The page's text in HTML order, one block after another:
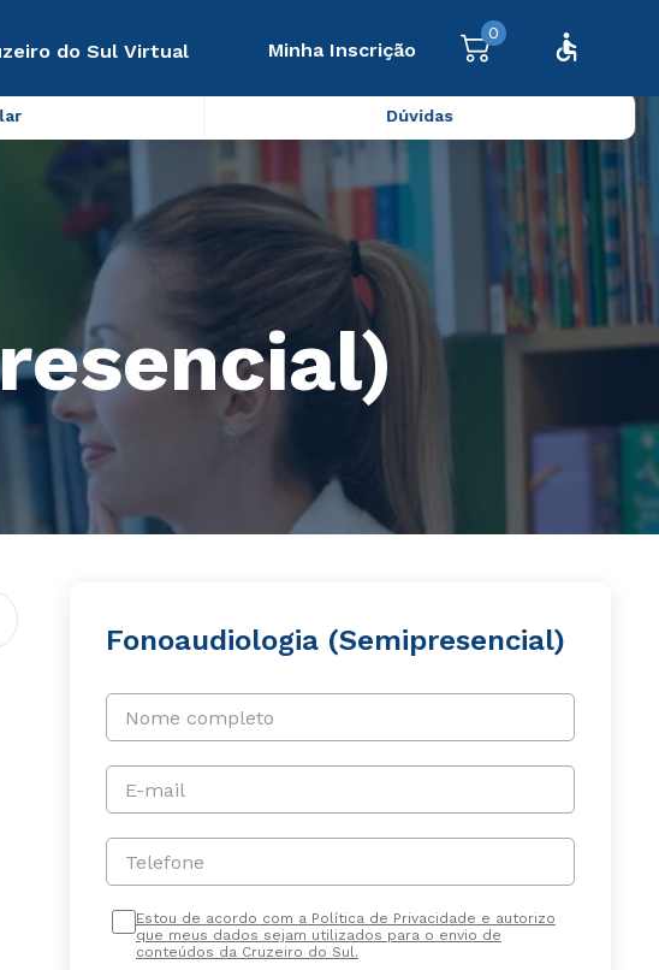
do Sul Virtual Minha Inscrição
0
Dúvidas
Fonoaudiologia (Semipresencial)
Nome completo
E-mail
Telefone
Estou de acordo com a Política de Privacidade e autorizo
que meus dados sejam utilizados para o envio de
conteúdos da Cruzeiro do Sul.